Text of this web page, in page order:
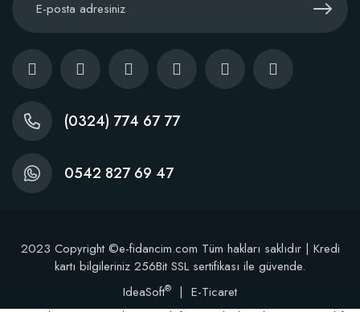
Kaktüs Sukulent Üretim Saksısı 5,5 Luk (50 adet)
(0324) 774 67 77
0542 827 69 47
2023 Copyright ©e-fidancim.com Tüm hakları saklıdır | Kredi
kartı bilgileriniz 256Bit SSL sertifikası ile güvende.
IdeaSoft® | E-Ticaret